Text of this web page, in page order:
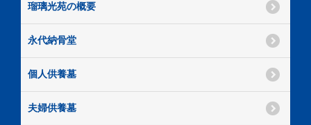
瑠璃光苑の概要
永代納骨堂
個人供養墓
夫婦供養墓